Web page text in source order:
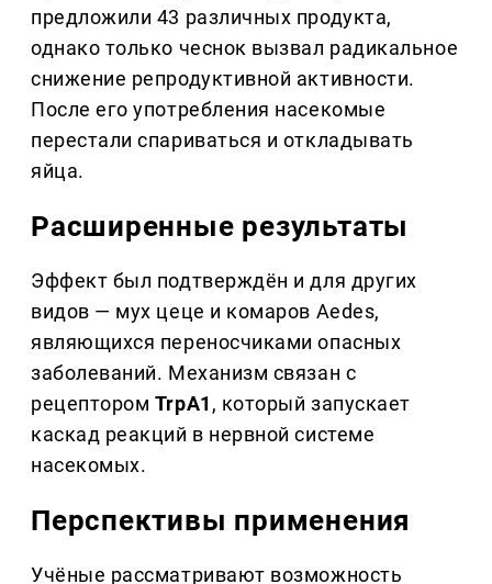
предложили 43 различных продукта,
однако только чеснок вызвал радикальное
снижение репродуктивной активности.
После его употребления насекомые
перестали спариваться и откладывать
яйца.
Расширенные результаты
Эффект был подтверждён и для других
видов — мух цеце и комаров Aedes,
являющихся переносчиками опасных
заболеваний. Механизм связан с
рецептором TrpA1 , который запускает
каскад реакций в нервной системе
насекомых.
Перспективы применения
Учёные рассматривают возможность